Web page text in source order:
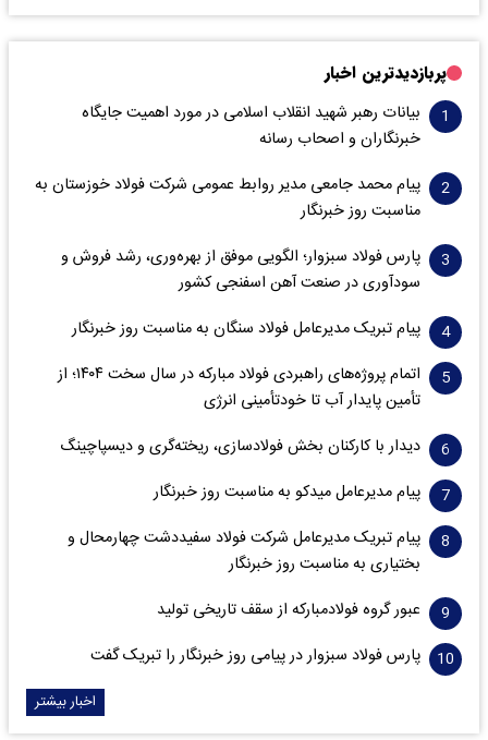
پربازدیدترین اخبار
بیانات رهبر شهید انقلاب اسلامی در مورد اهمیت جایگاه
خبرنگاران و اصحاب رسانه
پیام محمد جامعی مدیر روابط عمومی شرکت فولاد خوزستان به
مناسبت روز خبرنگار
پارس فولاد سبزوار؛ الگویی موفق از بهره‌وری، رشد فروش و
سود‌آوری در صنعت آهن اسفنجی کشور
پیام تبریک مدیرعامل فولاد سنگان به مناسبت روز خبرنگار
اتمام پروژه‌های راهبردی فولاد مبارکه در سال سخت ۱۴۰۴؛ از
تأمین پایدار آب تا خودتأمینی انرژی
دیدار با کارکنان بخش فولادسازی، ریخته‌گری و دیسپاچینگ
پیام مدیرعامل میدکو به مناسبت روز خبرنگار
پیام تبریک مدیرعامل شرکت فولاد سفیددشت چهارمحال و
بختیاری به مناسبت روز خبرنگار
عبور گروه فولادمبارکه از سقف تاریخی تولید
پارس فولاد سبزوار در پیامی روز خبرنگار را تبریک گفت
اخبار بیشتر